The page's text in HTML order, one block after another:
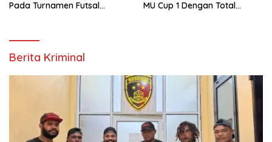
Pada Turnamen Futsal
MU Cup 1 Dengan Total
Berita Kriminal